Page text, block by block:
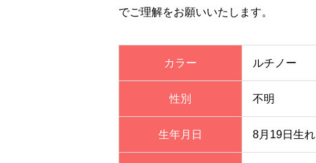
でご理解をお願いいたします。
カラー ルチノー
性別 不明
生年月日 8月19日生れ